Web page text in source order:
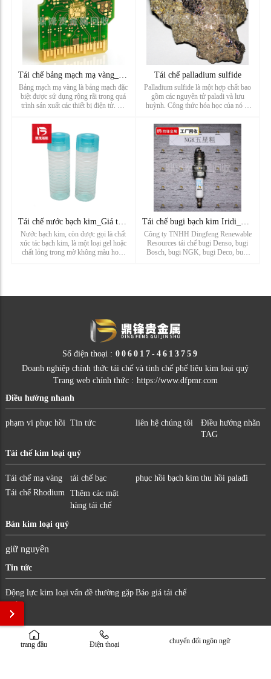
Bảng mạch mạ vàng là bảng mạch đặc
biệt được sử dụng rộng rãi trong quá
trình sản xuất các thiết bị điện tử. Bề
mỏng, thường là vàng hoặc niken, để
tăng cường khả năng dẫn điện và
chống ăn mòn của bảng m...
Tái chế palladium sulfide
Palladium sulfide là một hợp chất bao
gồm các nguyên tử paladi và lưu
huỳnh. Công thức hóa học của nó là
như kim loại. Nó là thành viên của
nhóm khoáng chất sunfua được biết
đến với các đặc tính điện tử ...
Tái chế nước bạch kim_Giá tái chế nước bạch kim_Nhà máy tái
Nước bạch kim, còn được gọi là chất
xúc tác bạch kim, là một loại gel hoặc
chất lỏng trong mờ không màu hoặc
Công ty TNHH Dingfeng Renewable
Resources tái chế bugi Denso, bugi
Bosch, bugi NGK, bugi Deco, bugi
Số điện thoại : 006017-4613759
Doanh nghiệp chính thức tái chế và tinh chế phế liệu kim loại quý
Trang web chính thức : https://www.dfpmr.com
Điều hướng nhanh
phạm vi phục hồi Tin tức liên hệ chúng tôi
Điều hướng nhãn
TAG
Tái chế kim loại quý
Tái chế mạ vàng tái chế bạc phục hồi bạch kim thu hồi palađi
Tái chế Rhodium
Thêm các mặt
hàng tái chế
Bán kim loại quý
giữ nguyên
Tin tức
Động lực kim loại
quý
vấn đề thường gặp Báo giá tái chế
Copyright © 2022-2023 Công ty TNHH Tài nguyên tái tạo Hồ Nam Dingfeng Bảo lưu
trang đầu Điện thoại chuyển đổi ngôn ngữ